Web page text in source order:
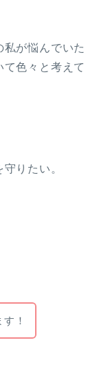
が悩んでいた
色々と考えて
りたい。
！